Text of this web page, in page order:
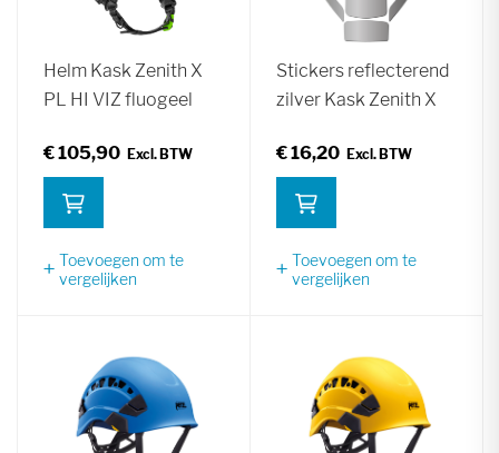
Helm Kask Zenith X
PL HI VIZ fluogeel
€ 105,90
Toevoegen om te
vergelijken
Stickers reflecterend
zilver Kask Zenith X
€ 16,20
Toevoegen om te
vergelijken